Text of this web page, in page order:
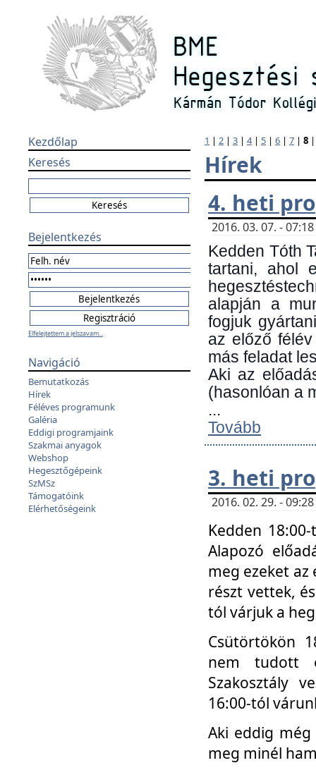
Kezdőlap
Keresés
Bejelentkezés
Elfelejtettem a jelszavam...
Navigáció
Bemutatkozás
Hírek
Féléves programunk
Galéria
Eddigi programjaink
Szakmai anyagok
Webshop
Hegesztőgépeink
SzMSz
Támogatóink
Elérhetőségeink
1 | 2 | 3 | 4| 5 | 6 | 7 | 8
Hírek
4. heti
2016. 03. 07. -
Kedden Tóth
tartani, ahol
alapján a
fogjuk
az előző
más feladat
Aki az
(hasonlóan a
...
Tovább
3. heti
2016. 02. 29. -
Kedden
Alapozó
meg ezeket
részt vettek,
tól várjuk a
Csütörtökön
nem tudott
Szakosztály
16:00-tól
Aki eddig
meg minél